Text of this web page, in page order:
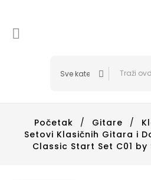

Početak Gitare
Setovi Klasičnih Gitara i
Classic Start Set C01